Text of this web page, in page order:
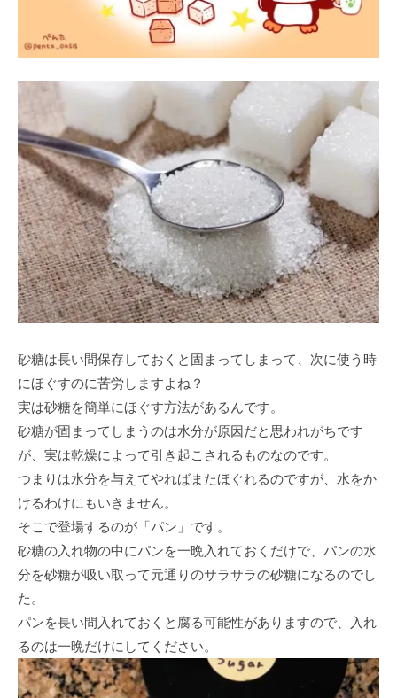
砂糖は長い間保存しておくと固まってしまって、次に使う時
にほぐすのに苦労しますよね？
実は砂糖を簡単にほぐす方法があるんです。
砂糖が固まってしまうのは水分が原因だと思われがちです
が、実は乾燥によって引き起こされるものなのです。
つまりは水分を与えてやればまたほぐれるのですが、水をか
けるわけにもいきません。
そこで登場するのが「パン」です。
砂糖の入れ物の中にパンを一晩入れておくだけで、パンの水
分を砂糖が吸い取って元通りのサラサラの砂糖になるのでし
た。
パンを長い間入れておくと腐る可能性がありますので、入れ
るのは一晩だけにしてください。